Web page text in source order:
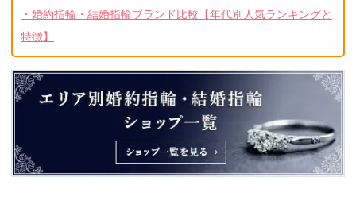
・婚約指輪・結婚指輪ブランド比較【年代別人気ランキングと
特徴】